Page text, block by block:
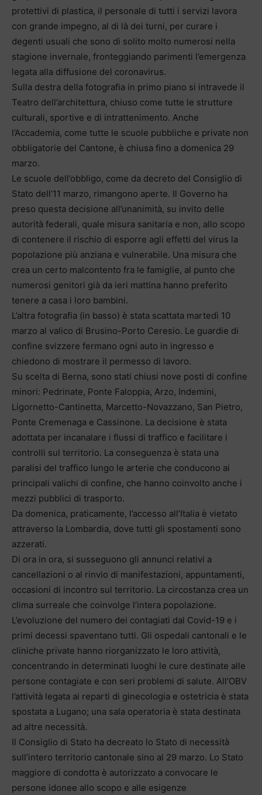
protettivi di plastica, il personale di tutti i servizi lavora
con grande impegno, al di là dei turni, per curare i
degenti usuali che sono di solito molto numerosi nella
stagione invernale, fronteggiando parimenti l’emergenza
legata alla diffusione del coronavirus.
Sulla destra della fotografia in primo piano si intravede il
Teatro dell’architettura, chiuso come tutte le strutture
culturali, sportive e di intrattenimento. Anche
l’Accademia, come tutte le scuole pubbliche e private non
obbligatorie del Cantone, è chiusa fino a domenica 29
marzo.
Le scuole dell’obbligo, come da decreto del Consiglio di
Stato dell’11 marzo, rimangono aperte. Il Governo ha
preso questa decisione all’unanimità, su invito delle
autorità federali, quale misura sanitaria e non, allo scopo
di contenere il rischio di esporre agli effetti del virus la
popolazione più anziana e vulnerabile. Una misura che
crea un certo malcontento fra le famiglie, al punto che
numerosi genitori già da ieri mattina hanno preferito
tenere a casa i loro bambini.
L’altra fotografia (in basso) è stata scattata martedì 10
marzo al valico di Brusino-Porto Ceresio. Le guardie di
confine svizzere fermano ogni auto in ingresso e
chiedono di mostrare il permesso di lavoro.
Su scelta di Berna, sono stati chiusi nove posti di confine
minori: Pedrinate, Ponte Faloppia, Arzo, Indemini,
Ligornetto-Cantinetta, Marcetto-Novazzano, San Pietro,
Ponte Cremenaga e Cassinone. La decisione è stata
adottata per incanalare i flussi di traffico e facilitare i
controlli sul territorio. La conseguenza è stata una
paralisi del traffico lungo le arterie che conducono ai
principali valichi di confine, che hanno coinvolto anche i
mezzi pubblici di trasporto.
Da domenica, praticamente, l’accesso all’Italia è vietato
attraverso la Lombardia, dove tutti gli spostamenti sono
azzerati.
Di ora in ora, si susseguono gli annunci relativi a
cancellazioni o al rinvio di manifestazioni, appuntamenti,
occasioni di incontro sul territorio. La circostanza crea un
clima surreale che coinvolge l’intera popolazione.
L’evoluzione del numero dei contagiati dal Covid-19 e i
primi decessi spaventano tutti. Gli ospedali cantonali e le
cliniche private hanno riorganizzato le loro attività,
concentrando in determinati luoghi le cure destinate alle
persone contagiate e con seri problemi di salute. All’OBV
l’attività legata ai reparti di ginecologia e ostetricia è stata
spostata a Lugano; una sala operatoria è stata destinata
ad altre necessità.
Il Consiglio di Stato ha decreato lo Stato di necessità
sull’intero territorio cantonale sino al 29 marzo. Lo Stato
maggiore di condotta è autorizzato a convocare le
persone idonee allo scopo e alle esigenze